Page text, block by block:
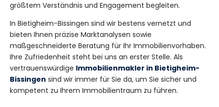
größtem Verständnis und Engagement begleiten.
In Bietigheim-Bissingen sind wir bestens vernetzt und
bieten Ihnen präzise Marktanalysen sowie
maßgeschneiderte Beratung für Ihr Immobilienvorhaben.
Ihre Zufriedenheit steht bei uns an erster Stelle. Als
vertrauenswürdige Immobilienmakler in Bietigheim-
Bissingen sind wir immer für Sie da, um Sie sicher und
kompetent zu Ihrem Immobilientraum zu führen.